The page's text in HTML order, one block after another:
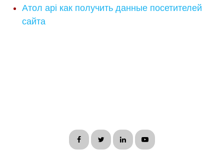
Атол api как получить данные посетителей
сайта